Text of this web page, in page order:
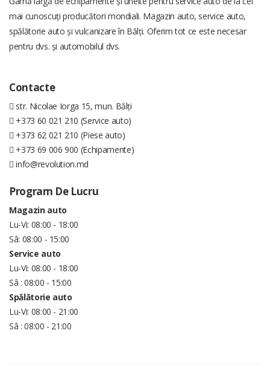
mai cunoscuți producători mondiali. Magazin auto, service auto,
spălătorie auto și vulcanizare în Bălți. Oferim tot ce este necesar
pentru dvs. și automobilul dvs.
Contacte
str. Nicolae Iorga 15, mun. Bălți
+373 60 021 210 (Service auto)
+373 62 021 210 (Piese auto)
+373 69 006 900 (Echipamente)
info@revolution.md
Program De Lucru
Magazin auto
Lu-Vi: 08:00 - 18:00
Sâ: 08:00 - 15:00
Service auto
Lu-Vi: 08:00 - 18:00
Sâ : 08:00 - 15:00
Spălătorie auto
Lu-Vi: 08:00 - 21:00
Sâ : 08:00 - 21:00